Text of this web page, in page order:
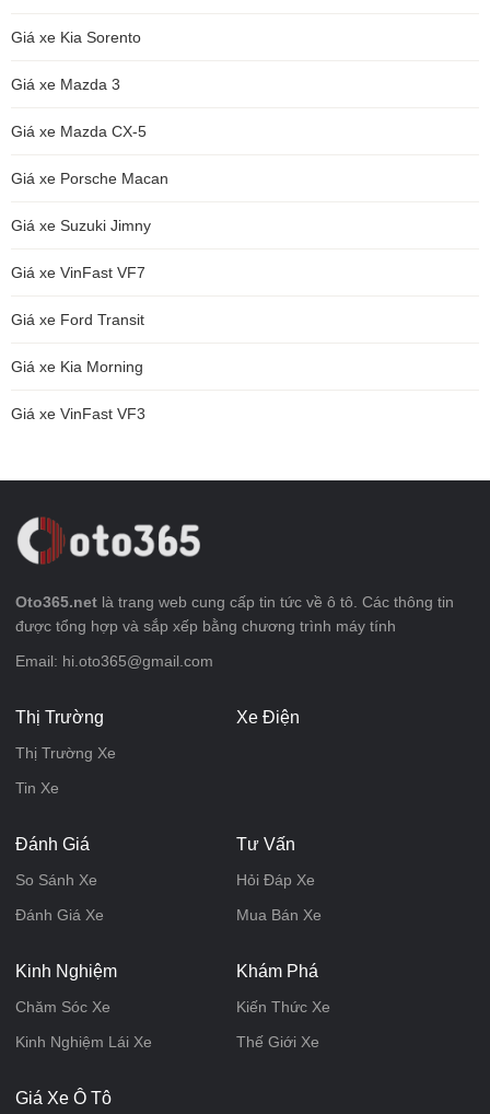
Giá xe Kia Sorento
Giá xe Mazda 3
Giá xe Mazda CX-5
Giá xe Porsche Macan
Giá xe Suzuki Jimny
Giá xe VinFast VF7
Giá xe Ford Transit
Giá xe Kia Morning
Giá xe VinFast VF3
Oto365.net là trang web cung cấp tin tức về ô tô. Các thông tin
được tổng hợp và sắp xếp bằng chương trình máy tính
Email: hi.oto365@gmail.com
Thị Trường
Thị Trường Xe
Tin Xe
Xe Điện
Đánh Giá
So Sánh Xe
Đánh Giá Xe
Tư Vấn
Hỏi Đáp Xe
Mua Bán Xe
Kinh Nghiệm
Chăm Sóc Xe
Kinh Nghiệm Lái Xe
Khám Phá
Kiến Thức Xe
Thế Giới Xe
Giá Xe Ô Tô